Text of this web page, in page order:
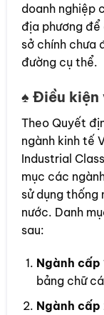
doanh nghiệp
địa phương
sở chính chưa
đường cụ thể.
♠ Điều kiện
Theo Quyết
ngành kinh tế
Industrial
mục các
sử dụng
nước. Danh
sau:
Ngành cấp
bảng chữ
Ngành cấp